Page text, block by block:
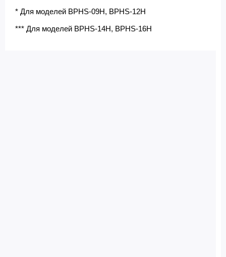
* Для моделей BPHS-09H, BPHS-12H
*** Для моделей BPHS-14H, BPHS-16H